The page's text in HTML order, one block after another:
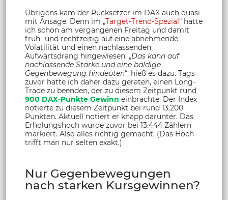
Übrigens kam der Rücksetzer im DAX auch quasi
mit Ansage. Denn im „Target-Trend-Spezial“ hatte
ich schon am vergangenen Freitag und damit
früh- und rechtzeitig auf eine abnehmende
Volatilität und einen nachlassenden
Aufwärtsdrang hingewiesen. „Das kann auf
nachlassende Stärke und eine baldige
Gegenbewegung hindeuten“, hieß es dazu. Tags
zuvor hatte ich daher dazu geraten, einen Long-
Trade zu beenden, der zu diesem Zeitpunkt rund
900 DAX-Punkte Gewinn einbrachte. Der Index
notierte zu diesem Zeitpunkt bei rund 13.200
Punkten. Aktuell notiert er knapp darunter. Das
Erholungshoch wurde zuvor bei 13.444 Zählern
markiert. Also alles richtig gemacht. (Das Hoch
trifft man nur selten exakt.)
Nur Gegenbewegungen
nach starken Kursgewinnen?